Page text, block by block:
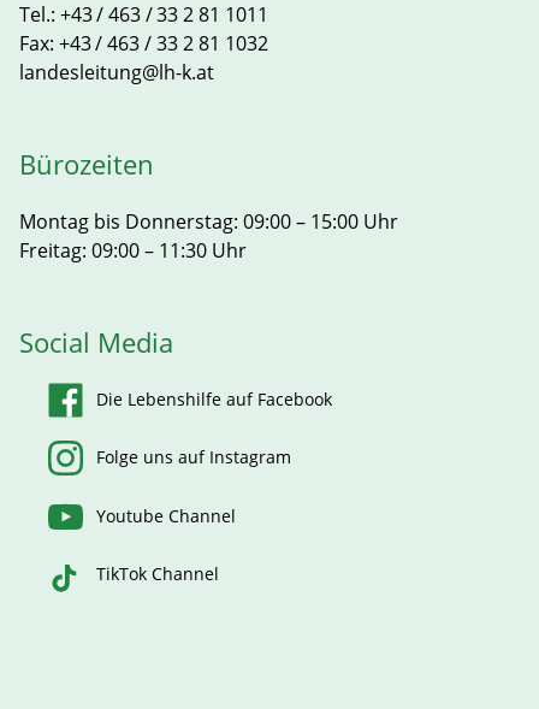
Tel.: +43 / 463 / 33 2 81 1011
Fax: +43 / 463 / 33 2 81 1032
landesleitung@lh-k.at
Bürozeiten
Montag bis Donnerstag: 09:00 – 15:00 Uhr
Freitag: 09:00 – 11:30 Uhr
Social Media
Die Lebenshilfe auf Facebook
Folge uns auf Instagram
Youtube Channel
TikTok Channel